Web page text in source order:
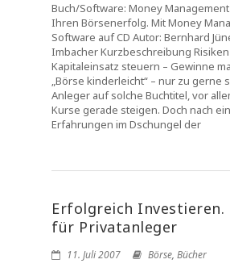
Buch/Software: Money
Ihren Börsenerfolg. Mit Money
Software auf CD Autor: Bernhard
Imbacher Kurzbeschreibung
Kapitaleinsatz steuern – Gewinne
„Börse kinderleicht“ – nur zu gerne
Anleger auf solche Buchtitel, vor
Kurse gerade steigen. Doch nach
Erfahrungen im Dschungel der
Erfolgreich Investieren.
für Privatanleger
11. Juli 2007 Börse, Bücher